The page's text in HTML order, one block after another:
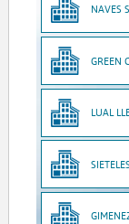
NAVES
GREEN
LUAL